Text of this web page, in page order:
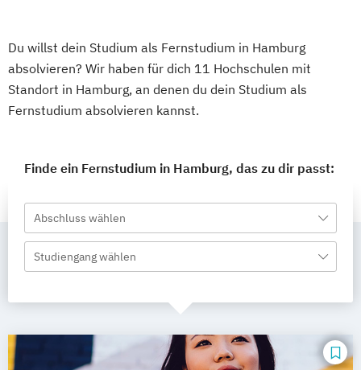
Du willst dein Studium als Fernstudium in Hamburg
absolvieren? Wir haben für dich 11 Hochschulen mit
Standort in Hamburg, an denen du dein Studium als
Fernstudium absolvieren kannst.
Finde ein Fernstudium in Hamburg, das zu dir passt:
Abschluss wählen
Studiengang wählen